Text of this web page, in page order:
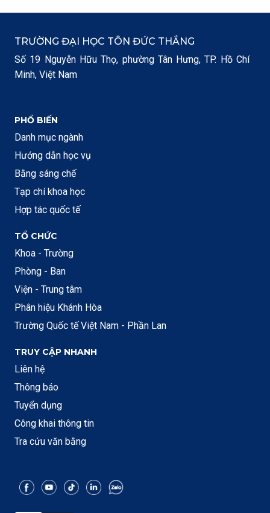
TRƯỜNG ĐẠI HỌC TÔN ĐỨC THẮNG
Số 19 Nguyễn Hữu Thọ, phường Tân Hưng, TP. Hồ Chí
Minh, Việt Nam
PHỔ BIẾN
Danh mục ngành
Hướng dẫn học vụ
Bằng sáng chế
Tạp chí khoa học
Hợp tác quốc tế
TỔ CHỨC
Khoa - Trường
Phòng - Ban
Viện - Trung tâm
Phân hiệu Khánh Hòa
Trường Quốc tế Việt Nam - Phần Lan
TRUY CẬP NHANH
Liên hệ
Thông báo
Tuyển dụng
Công khai thông tin
Tra cứu văn bằng